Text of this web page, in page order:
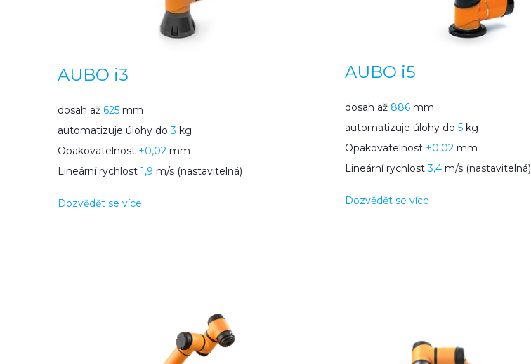
AUBO i3
dosah až 625 mm
automatizuje úlohy do3 kg
Opakovatelnost ±0,02 mm
Lineární rychlost1,9 m/s (nastavitelná)
Dozvědět se více
AUBO i5
dosah až 886 mm
automatizuje úlohy do5 kg
Opakovatelnost ±0,02 mm
Lineární rychlost3,4 m/s (nastavitelná)
Dozvědět se více